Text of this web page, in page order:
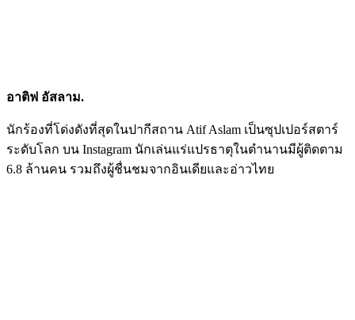
อาติฟ อัสลาม.
นักร้องที่โด่งดังที่สุดในปากีสถาน Atif Aslam เป็นซุปเปอร์สตาร์
ระดับโลก บน Instagram นักเล่นแร่แปรธาตุในตำนานมีผู้ติดตาม
6.8 ล้านคน รวมถึงผู้ชื่นชมจากอินเดียและอ่าวไทย